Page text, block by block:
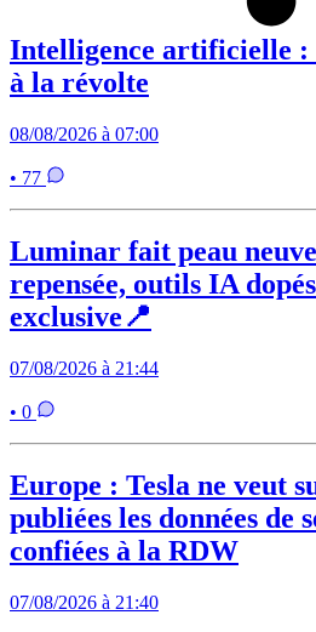
Intelligence artificielle :
à la révolte
08/08/2026 à 07:00
• 77
Luminar fait peau
repensée, outils IA
exclusive📍
07/08/2026 à 21:44
• 0
Europe : Tesla ne veut
publiées les données de
confiées à la RDW
07/08/2026 à 21:40